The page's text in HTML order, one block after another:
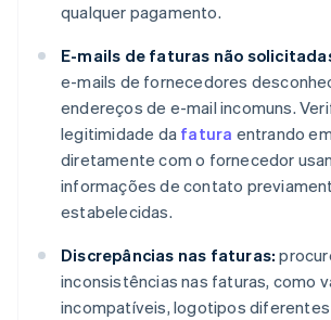
qualquer pagamento.
E-mails de faturas não
e-mails de fornecedores
endereços de e-mail incomuns.
legitimidade da fatura entrando
diretamente com o fornecedor
informações de contato
estabelecidas.
Discrepâncias nas faturas:
inconsistências nas faturas, como
incompatíveis, logotipos